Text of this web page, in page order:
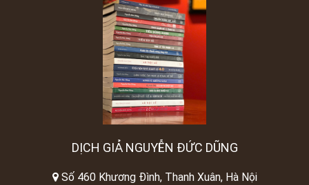
DỊCH GIẢ NGUYỄN ĐỨC DŨNG
Số 460 Khương Đình, Thanh Xuân, Hà Nội